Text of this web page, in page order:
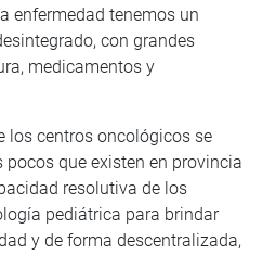
enfermedad tenemos un
con grandes
medicamentos y
los centros oncológicos se
que existen en provincia
resolutiva de los
pediátrica para brindar
y de forma descentralizada,